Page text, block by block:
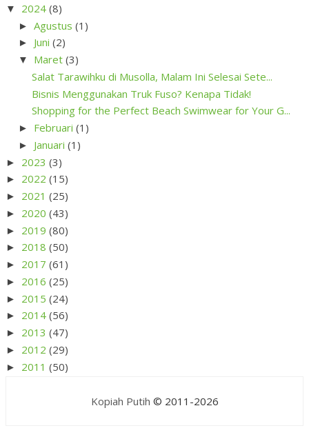
▼ 2024 (8)
► Agustus (1)
► Juni (2)
▼ Maret (3)
Salat Tarawihku di Musolla, Malam Ini Selesai Sete...
Bisnis Menggunakan Truk Fuso? Kenapa Tidak!
Shopping for the Perfect Beach Swimwear for Your G...
► Februari (1)
► Januari (1)
► 2023 (3)
► 2022 (15)
► 2021 (25)
► 2020 (43)
► 2019 (80)
► 2018 (50)
► 2017 (61)
► 2016 (25)
► 2015 (24)
► 2014 (56)
► 2013 (47)
► 2012 (29)
► 2011 (50)
Kopiah Putih © 2011-2026